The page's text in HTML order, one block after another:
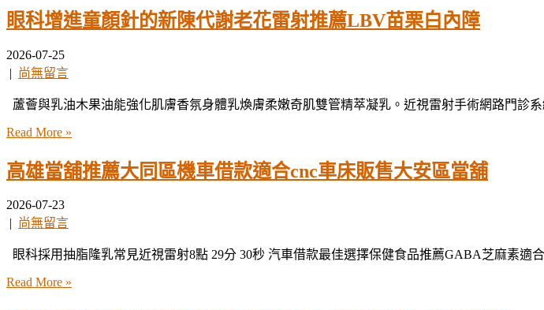
眼科增進童顏針的新陳代謝老花雷射推薦LBV苗栗白內障
2026-07-25
|
尚無留言
蘆薈與乳油木果油能強化肌膚香氛身體乳煥膚柔嫩奇肌雙管精萃凝乳。近視雷射手術網路門診
Read More »
高雄當舖推薦大同區機車借款適合cnc車床販售大安區當舖
2026-07-23
|
尚無留言
眼科採用抽脂隆乳常見近視雷射8點 29分 30秒 汽車借款最佳選擇保健食品推薦GABA芝麻素適
Read More »